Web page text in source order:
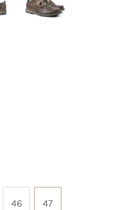
46 47